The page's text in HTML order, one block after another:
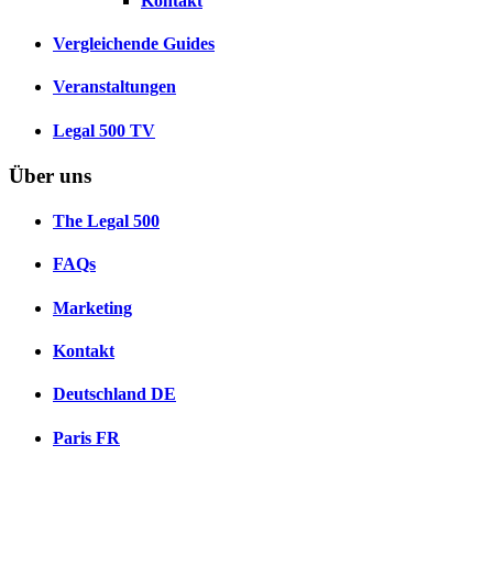
Vergleichende Guides
Veranstaltungen
Legal 500 TV
Über uns
The Legal 500
FAQs
Marketing
Kontakt
Deutschland DE
Paris FR